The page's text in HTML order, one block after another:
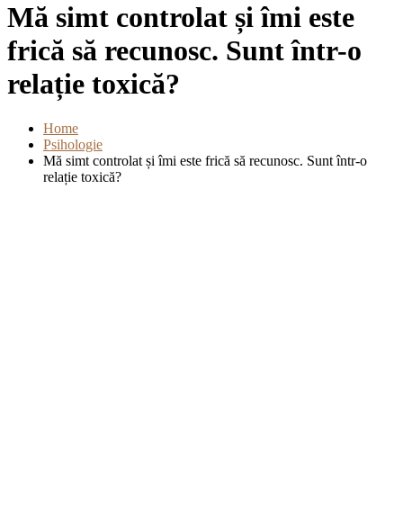
Mă simt controlat și îmi este
frică să recunosc. Sunt într-o
relație toxică?
Home
Psihologie
Mă simt controlat și îmi este frică să recunosc. Sunt într-o
relație toxică?